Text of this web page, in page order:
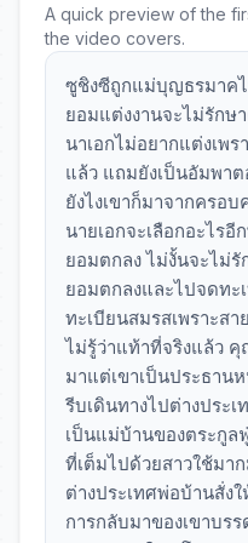
A quick preview of the
the video covers.
ซูชิงซีถูกแม่บุญธรมาค
ยอมแต่งงานจะไม่รักษ
นาเอกไม่อยากแต่งเพ
แล้ว แถมยังเป็นอัมพา
ยังไงเขาก็มาจากครอ
นายเอกจะเลือกอะไร
ยอมตกลง ไม่งั้นจะไม่
ยอมตกลงและไปจดท
ทะเบียนสมรสเพราะสา
ไม่รู้ว่าแท้าที่จริงแล้ว
มาแต่เขาเป็นประธาน
รีบเดินทางไปต่างประ
เป็นแม่บ้านของตระกูล
ที่เต็มไปด้วยสาวใช้มา
ต่างประเทศพ่อบ้านสั่ง
การกลับมาของเขาบร